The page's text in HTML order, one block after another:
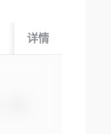
起运国/地区
详情